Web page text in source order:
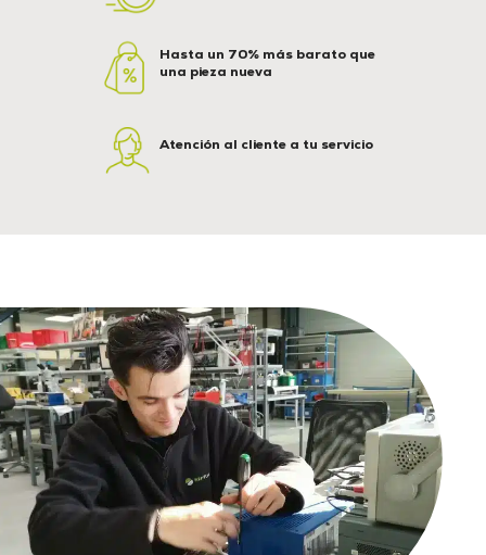
Hasta un 70% más barato que
una pieza nueva
Atención al cliente a tu servicio